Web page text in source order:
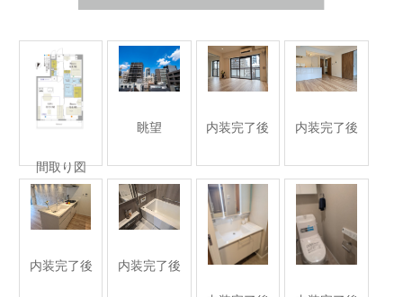
間取り図
眺望 内装完了後 内装完了後
内装完了後 内装完了後